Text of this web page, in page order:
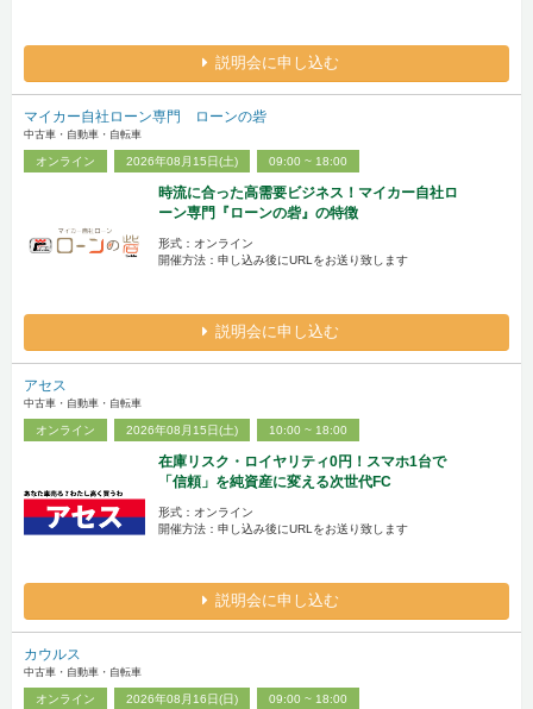
説明会に申し込む
マイカー自社ローン専門 ローンの砦
中古車・自動車・自転車
オンライン 2026年08月15日(土) 09:00 ~ 18:00
時流に合った高需要ビジネス！マイカー自社ロ
ーン専門『ローンの砦』の特徴
形式：オンライン
開催方法：申し込み後にURLをお送り致します
説明会に申し込む
アセス
中古車・自動車・自転車
オンライン 2026年08月15日(土) 10:00 ~ 18:00
在庫リスク・ロイヤリティ0円！スマホ1台で
「信頼」を純資産に変える次世代FC
形式：オンライン
開催方法：申し込み後にURLをお送り致します
説明会に申し込む
カウルス
中古車・自動車・自転車
オンライン 2026年08月16日(日) 09:00 ~ 18:00